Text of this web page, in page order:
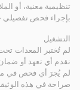
تنظيمية معنية، أو
بإجراء فحص تفصيلي
التشغيل
لم تُختبر المعدات
نقدم أي تعهد أو
لم يُجرَ أي فحص في ما
صراحة في هذه